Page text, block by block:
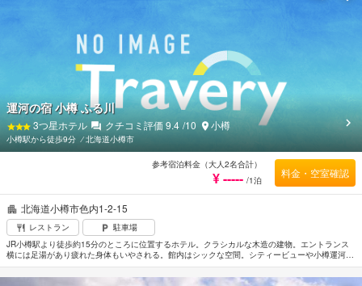
北海道小樽市色内1-2-15
レストラン
駐車場
JR小樽駅より徒歩約15分のところに位置するホテル。クラシカルな木造の建物。エントランス
横には足湯があり疲れた身体もいやされる。館内はシックな空間。シティービューや小樽運河を
のぞめるタイプとバリエーション豊かな客室はノスタルジックな趣があり檜風呂を配したところ
もある。まるで「くら」の中にいるような雰囲気の内風呂は小樽の軟石を使用。開放感のある露
運河の宿 小樽 ふる川
3つ星ホテル クチコミ評価 9.4 /10 小樽
小樽駅から徒歩9分 ⁄北海道小樽市
参考宿泊料金（大人2名合計）
¥ ----- /1泊
料金・空室確認